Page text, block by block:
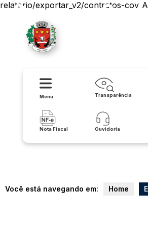
relatorio/exportar_v2/contratos-covid/
Menu Transparência
Nota Fiscal Ouvidoria
Você está navegando em: Home